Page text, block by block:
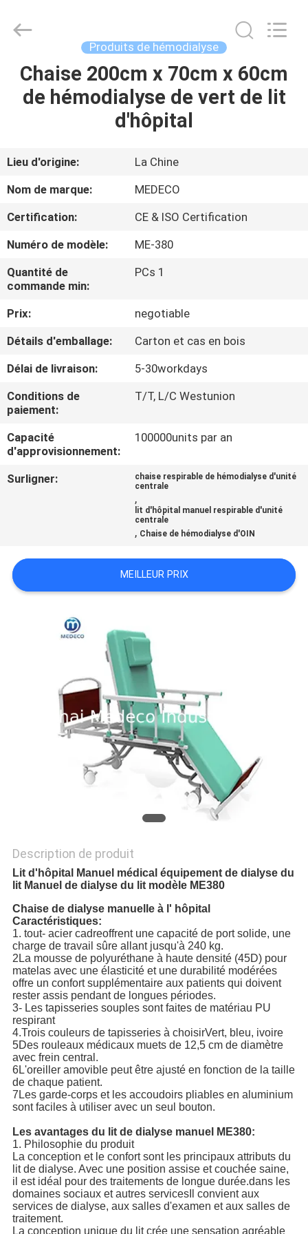
MAISON
AU
SUJET
DE
VISITE
CONTRÔLE
DE
QUALITÉ
CONTACTEZ-
NOUS
PLAN
PRIVACY
POLICY
Developed
Produits de hémodialyse
Chaise 200cm x 70cm x 60cm
de hémodialyse de vert de lit
d'hôpital
Lieu d'origine:
La Chine
Nom de marque:
MEDECO
Certification:
CE & ISO Certification
Numéro de modèle:
ME-380
Quantité de
commande min:
PCs 1
Prix:
negotiable
Détails d'emballage:
Carton et cas en bois
Délai de livraison:
5-30workdays
Conditions de
paiement:
T/T, L/C Westunion
Capacité
d'approvisionnement:
100000units par an
Surligner:
chaise respirable de hémodialyse d'unité
centrale
,
lit d'hôpital manuel respirable d'unité
centrale
, Chaise de hémodialyse d'OIN
MEILLEUR PRIX
Description de produit
Lit d'hôpital Manuel médical équipement de dialyse du
lit Manuel de dialyse du lit modèle ME380
Chaise de dialyse manuelle à l' hôpital
Caractéristiques:
1. tout- acier cadreoffrent une capacité de port solide, une
charge de travail sûre allant jusqu'à 240 kg.
2La mousse de polyuréthane à haute densité (45D) pour
matelas avec une élasticité et une durabilité modérées
offre un confort supplémentaire aux patients qui doivent
rester assis pendant de longues périodes.
3- Les tapisseries souples sont faites de matériau PU
respirant
4.Trois couleurs de tapisseries à choisirVert, bleu, ivoire
5Des rouleaux médicaux muets de 12,5 cm de diamètre
avec frein central.
6L'oreiller amovible peut être ajusté en fonction de la taille
de chaque patient.
7Les garde-corps et les accoudoirs pliables en aluminium
sont faciles à utiliser avec un seul bouton.
Les avantages du lit de dialyse manuel ME380:
1. Philosophie du produit
La conception et le confort sont les principaux attributs du
lit de dialyse. Avec une position assise et couchée saine,
il est idéal pour des traitements de longue durée.dans les
domaines sociaux et autres servicesIl convient aux
services de dialyse, aux salles d'examen et aux salles de
traitement.
La conception unique du lit crée une sensation agréable